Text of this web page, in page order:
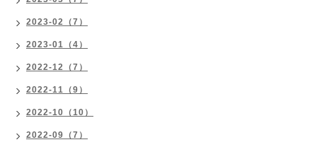
2023-02（7）
2023-01（4）
2022-12（7）
2022-11（9）
2022-10（10）
2022-09（7）